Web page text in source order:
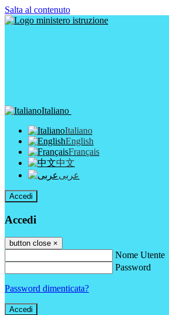
Salta al contenuto
Italiano
Italiano
English
Français
中文
عربى
Accedi
Accedi
button close ×
Nome Utente
Password
Password dimenticata?